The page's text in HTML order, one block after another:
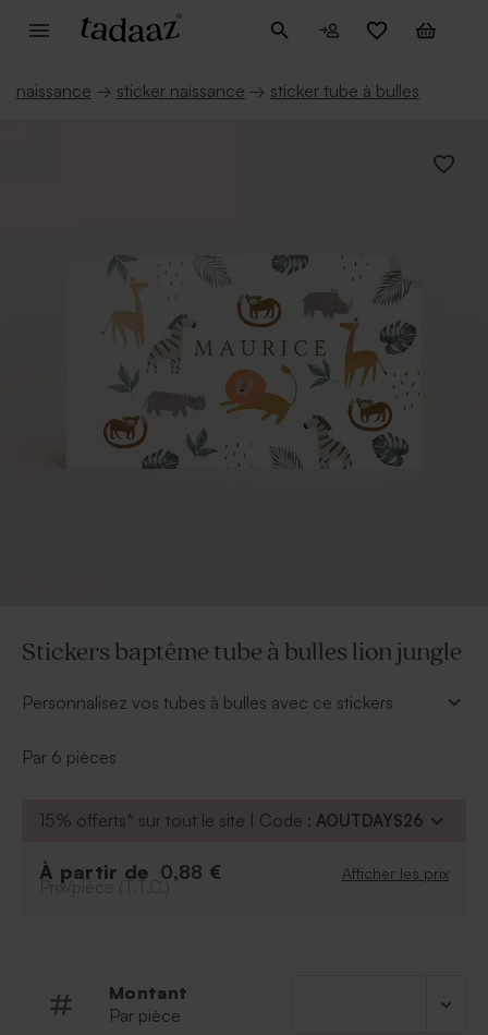
naissance → sticker naissance → sticker tube à bulles
Stickers baptême tube à bulles lion jungle
Personnalisez vos tubes à bulles avec ce stickers
À personnaliser
Police
À retenir :
Par 6 pièces
15% offerts* sur tout le site | Code : AOUTDAYS26
À partir de 0,88 € Afficher les prix
Prix/pièce (T.T.C.)
Montant
Par pièce